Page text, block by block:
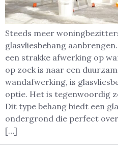
Steeds meer
glasvliesbehang
een strakke afwerking op
op zoek is naar een
wandafwerking, is
optie. Het is tegenwoordig
Dit type behang biedt een
ondergrond die perfect
[…]